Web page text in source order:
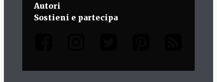
Autori
Sostieni e partecipa